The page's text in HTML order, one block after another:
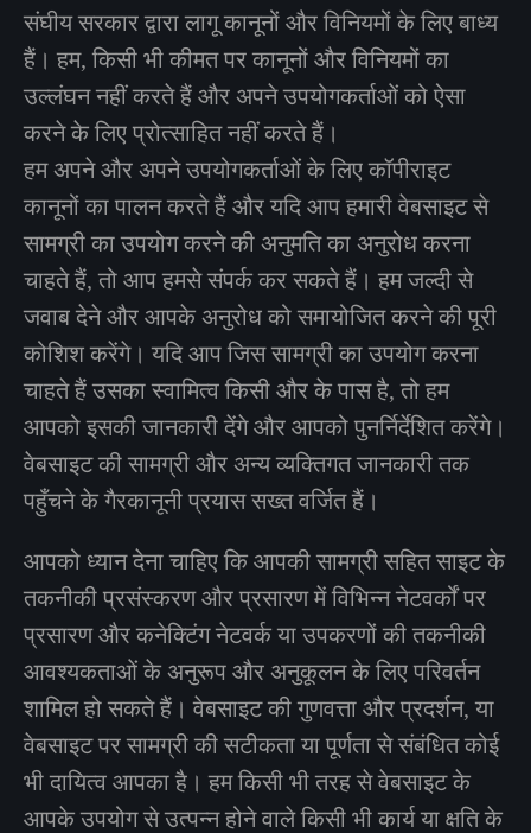
संघीय सरकार द्वारा लागू कानूनों और विनियमों के लिए बाध्य
हैं। हम, किसी भी कीमत पर कानूनों और विनियमों का
उल्लंघन नहीं करते हैं और अपने उपयोगकर्ताओं को ऐसा
करने के लिए प्रोत्साहित नहीं करते हैं।
हम अपने और अपने उपयोगकर्ताओं के लिए कॉपीराइट
कानूनों का पालन करते हैं और यदि आप हमारी वेबसाइट से
सामग्री का उपयोग करने की अनुमति का अनुरोध करना
चाहते हैं, तो आप हमसे संपर्क कर सकते हैं। हम जल्दी से
जवाब देने और आपके अनुरोध को समायोजित करने की पूरी
कोशिश करेंगे। यदि आप जिस सामग्री का उपयोग करना
चाहते हैं उसका स्वामित्व किसी और के पास है, तो हम
आपको इसकी जानकारी देंगे और आपको पुनर्निर्देशित करेंगे।
वेबसाइट की सामग्री और अन्य व्यक्तिगत जानकारी तक
पहुँचने के गैरकानूनी प्रयास सख्त वर्जित हैं।
आपको ध्यान देना चाहिए कि आपकी सामग्री सहित साइट के
तकनीकी प्रसंस्करण और प्रसारण में विभिन्न नेटवर्कों पर
प्रसारण और कनेक्टिंग नेटवर्क या उपकरणों की तकनीकी
आवश्यकताओं के अनुरूप और अनुकूलन के लिए परिवर्तन
शामिल हो सकते हैं। वेबसाइट की गुणवत्ता और प्रदर्शन, या
वेबसाइट पर सामग्री की सटीकता या पूर्णता से संबंधित कोई
भी दायित्व आपका है। हम किसी भी तरह से वेबसाइट के
आपके उपयोग से उत्पन्न होने वाले किसी भी कार्य या क्षति के